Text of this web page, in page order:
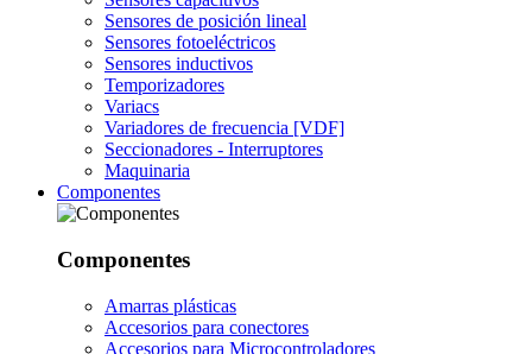
Sensores de posición lineal
Sensores fotoeléctricos
Sensores inductivos
Temporizadores
Variacs
Variadores de frecuencia [VDF]
Seccionadores - Interruptores
Maquinaria
Componentes
Componentes
Amarras plásticas
Accesorios para conectores
Accesorios para Microcontroladores